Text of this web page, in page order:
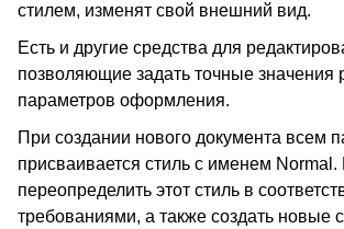
стилем, изменят свой внешний вид.
Есть и другие средства для
позволяющие задать точные значения
параметров оформления.
При создании нового документа всем
присваивается стиль с именем
переопределить этот стиль в
требованиями, а также создать новые